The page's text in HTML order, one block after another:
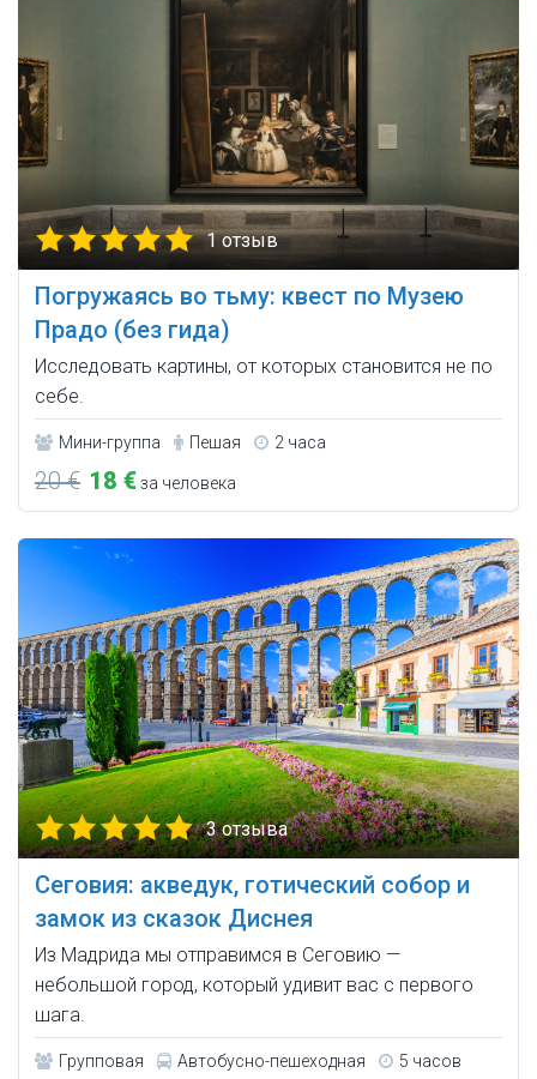
1 отзыв
Погружаясь во тьму: квест по Музею
Прадо (без гида)
Исследовать картины, от которых становится не по
себе.
Мини-группа Пешая 2 часа
20 € 18 €за человека
3 отзыва
Сеговия: акведук, готический собор и
замок из сказок Диснея
Из Мадрида мы отправимся в Сеговию —
небольшой город, который удивит вас с первого
шага.
Групповая Автобусно-пешеходная 5 часов